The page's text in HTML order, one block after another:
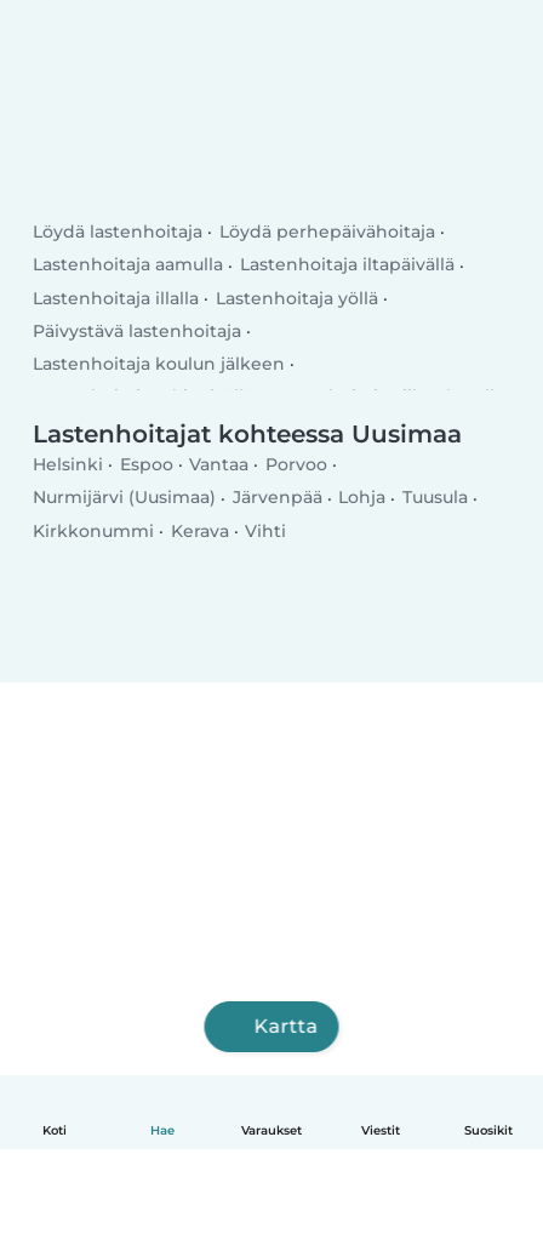
Koti Hae Varaukset Viestit Suosikit
Löydä lastenhoitaja
Löydä perhepäivähoitaja
Lastenhoitaja aamulla
Lastenhoitaja iltapäivällä
Lastenhoitaja illalla
Lastenhoitaja yöllä
Päivystävä lastenhoitaja
Lastenhoitaja koulun jälkeen
Lastenhoitaja arkipäivällä
Lastenhoitaja viikonlopulla
Lastenhoitajat kohteessa Uusimaa
Helsinki Espoo Vantaa
Porvoo
Nurmijärvi (Uusimaa)
Järvenpää Lohja
Tuusula
Kirkkonummi
Kerava Vihti
Kartta